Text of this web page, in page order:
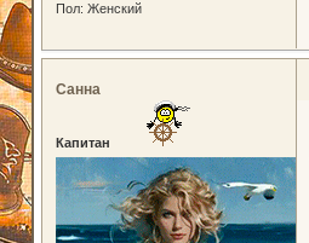
Пол: Женский
Санна
Капитан